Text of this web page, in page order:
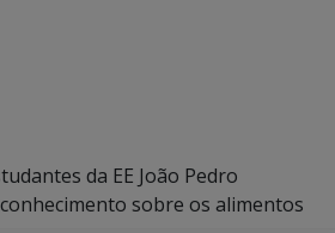
da EE João Pedro
sobre os alimentos